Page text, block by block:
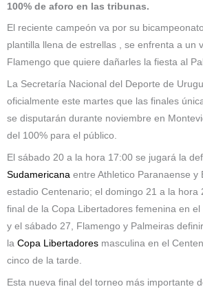
100% de aforo en las tribunas.
El reciente campeón va por su
plantilla llena de estrellas , se enfrenta a un
Flamengo que quiere dañarles la fiesta al
La Secretaría Nacional del Deporte de
oficialmente este martes que las finales
se disputarán durante noviembre en
del 100% para el público.
El sábado 20 a la hora 17:00 se jugará la
Sudamericana entre Athletico Paranaense y
estadio Centenario; el domingo 21 a la hora
final de la Copa Libertadores femenina en
y el sábado 27, Flamengo y Palmeiras
la Copa Libertadores masculina en el
cinco de la tarde.
Esta nueva final del torneo más importante